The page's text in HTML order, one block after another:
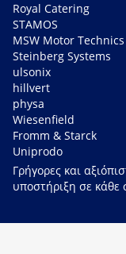
Royal Catering
STAMOS
MSW Motor Technics
Steinberg Systems
ulsonix
hillvert
physa
Wiesenfield
Fromm & Starck
Uniprodo
Γρήγορες και
υποστήριξη σε κάθε